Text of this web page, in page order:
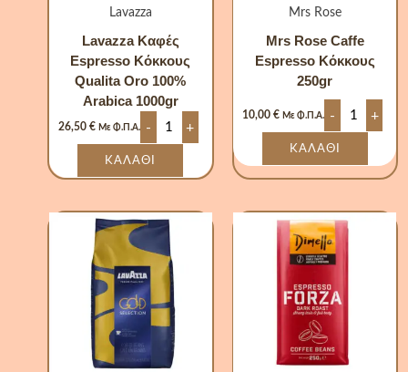
Lavazza
Lavazza Καφές
Espresso Κόκκους
Qualita Oro 100%
Arabica 1000gr
26,50 € Με Φ.Π.Α. - +
ΚΑΛΆΘΙ
Mrs Rose
Mrs Rose Caffe
Espresso Κόκκους
250gr
10,00€ Με Φ.Π.Α. - +
ΚΑΛΆΘΙ
Lavazza
Καφές
Espresso
Κόκκους
Gold
Selection
1000gr
ποσότητα
Dimello
Caffe
Espresso
Κόκκους
Forza
250gr